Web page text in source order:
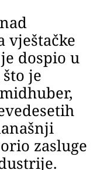
vještačke
dospio u
je
zasluge